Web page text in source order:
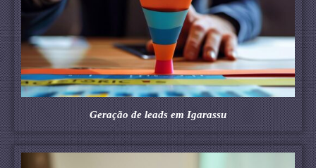
Geração de leads em Igarassu